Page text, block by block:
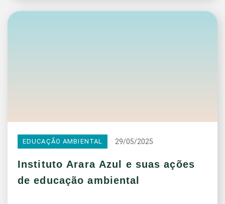
EDUCAÇÃO AMBIENTAL 29/05/2025
Instituto Arara Azul e suas ações
de educação ambiental